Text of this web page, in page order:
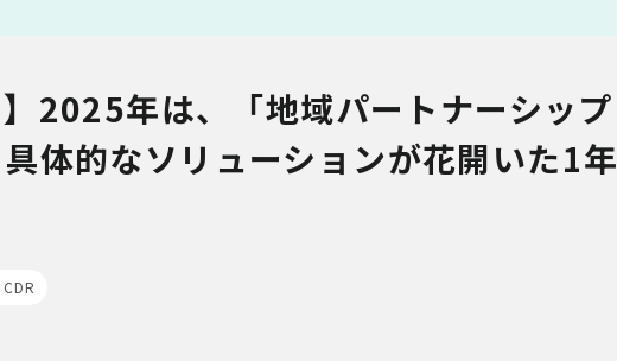
】2025年は、「地域パートナーシップ
体的なソリューションが花開いた1年